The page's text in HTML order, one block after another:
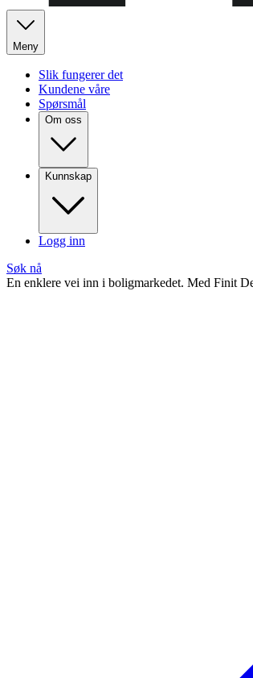
Meny
Slik fungerer det
Kundene våre
Spørsmål
Om oss
Kunnskap
Logg inn
Søk nå
En enklere vei inn i boligmarkedet. Med Finit